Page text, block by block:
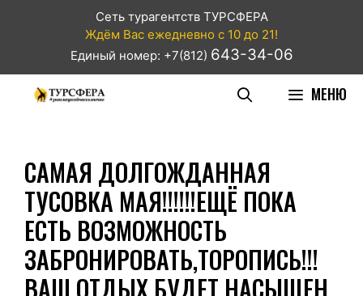
Сеть турагентств ТУРСФЕРА
Ждём Вас ежедневно с 10 до 21!
Единый номер: +7(812) 643-34-06
МЕНЮ
САМАЯ ДОЛГОЖДАННАЯ
ТУСОВКА МАЯ!!!!!!ЕЩЁ ПОКА
ЕСТЬ ВОЗМОЖНОСТЬ
ЗАБРОНИРОВАТЬ,ТОРОПИСЬ!!!
ВАШ ОТДЫХ БУДЕТ НАСЫЩЕН